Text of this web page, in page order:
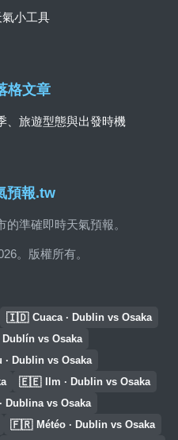
預報.tw
準確即時天氣預報。
。版權所有。
小工具
格文章
、旅遊型態與出發時機
🇮🇩 Cuaca · Dublin vs Osaka
Dublín vs Osaka
· Dublin vs Osaka
🇪🇪 Ilm · Dublin vs Osaka
Dublina vs Osaka
🇫🇷 Météo · Dublin vs Osaka